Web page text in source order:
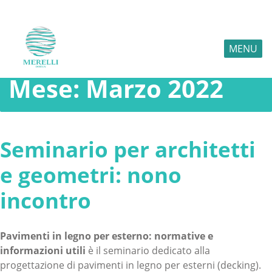
MENU
Mese:Marzo 2022
Seminario per architetti
e geometri: nono
incontro
Pavimenti in legno per esterno: normative e
informazioni utili è il seminario dedicato alla
progettazione di pavimenti in legno per esterni (decking).